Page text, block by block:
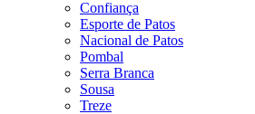
Confiança
Esporte de Patos
Nacional de Patos
Pombal
Serra Branca
Sousa
Treze